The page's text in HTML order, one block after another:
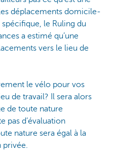
déplacements domicile-
spécifique, le Ruling du
a estimé qu’une
vers le lieu de
le vélo pour vos
de travail? Il sera alors
de toute nature
pas d’évaluation
nature sera égal à la